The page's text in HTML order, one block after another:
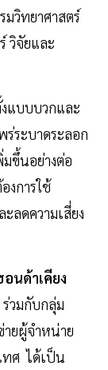
วิทยาศาสตร์
วิจัยและ
แบบบวกและ
ร่ระบาดระลอก
ขึ้นอย่างต่อ
งการใช้
ลดความเสี่ยง
นด้าเคียง
วมกับกลุ่ม
ยผู้จำหน่าย
ทศ ได้เป็น